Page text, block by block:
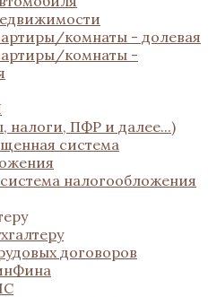
комнаты - долевая
комнаты -
налоги, ПФР и далее...)
система
налогообложения
договоров